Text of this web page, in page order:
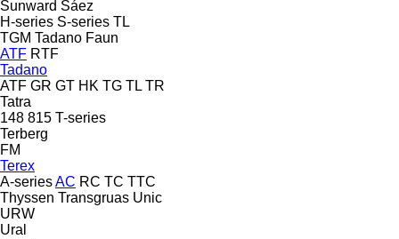
Sunward Sáez
H-series S-series TL
TGM Tadano Faun
ATF RTF
Tadano
ATF GR GT HK TG TL TR
Tatra
148 815 T-series
Terberg
FM
Terex
A-seriesAC RC TC TTC
Thyssen Transgruas Unic
URW
Ural